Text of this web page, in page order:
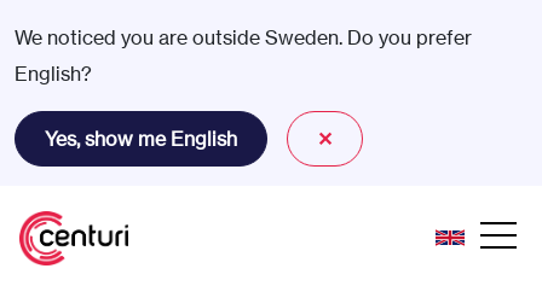
We noticed you are outside Sweden. Do you prefer
English?
Yes, show me English ✕